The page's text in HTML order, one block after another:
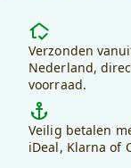
Lifestyle
Waarom
kiezen
voor
debadeend.nl?
Verzonden
Nederland,
voorraad.
Veilig betalen
iDeal, Klarna of